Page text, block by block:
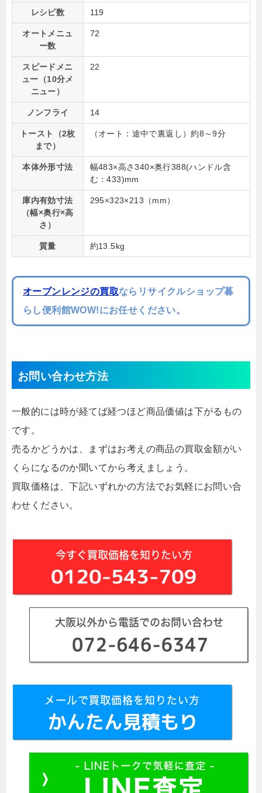
レシピ数 119
オートメニュ
ー数
72
スピードメニ
ュー（10分メ
ニュー）
22
ノンフライ 14
トースト（2枚
まで）
（オート：途中で裏返し）約8～9分
本体外形寸法
幅483×高さ340×奥行388(ハンドル含
む：433)mm
庫内有効寸法
（幅×奥行×高
さ）
295×323×213（mm）
質量 約13.5kg
オーブンレンジの買取ならリサイクルショップ暮
らし便利館WOW!にお任せください。
お問い合わせ方法
一般的には時が経てば経つほど商品価値は下がるもの
です。
売るかどうかは、まずはお考えの商品の買取金額がい
くらになるのか聞いてから考えましょう。
買取価格は、下記いずれかの方法でお気軽にお問い合
わせください。